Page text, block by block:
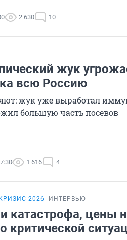
2 630 10
жук
всю Россию
жук уже выработал
большую часть посевов
1 616 4
КРИЗИС-2026 ИНТЕРВЬЮ
катастрофа, цены
критической